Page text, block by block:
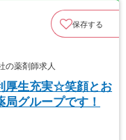
保存する
の薬剤師求人
厚生充実☆笑顔とお
グループです！